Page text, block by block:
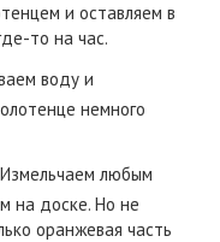
и оставляем в
то на час.
воду и
немного
любым
на доске. Но не
оранжевая часть